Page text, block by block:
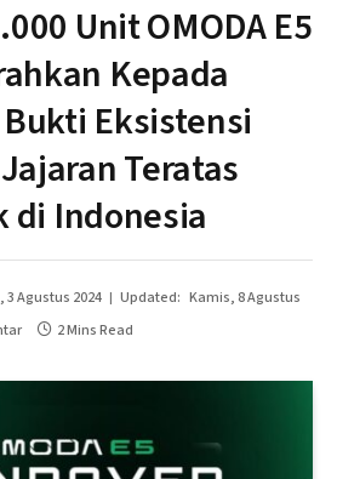
Unit OMODA E5
Kepada
Eksistensi
Teratas
di Indonesia
3 Agustus 2024 Updated: Kamis, 8 Agustus
2 Mins Read